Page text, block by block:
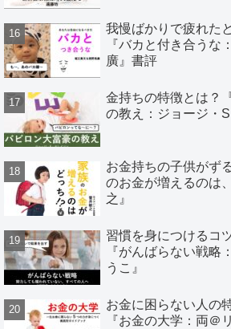
我慢ばかりで疲れた
『バカと付き合うな
廣』書評
金持ちの特徴とは？
の教え：ジョージ・S
お金持ちの子供がず
のお金が増えるのは
之』
習慣を身につけるコ
『がんばらない戦略
うこ』
お金に困らない人の
『お金の大学：両＠